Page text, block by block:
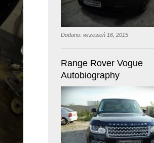
Dodano: wrzesień 16, 2015
Range Rover Vogue
Autobiography